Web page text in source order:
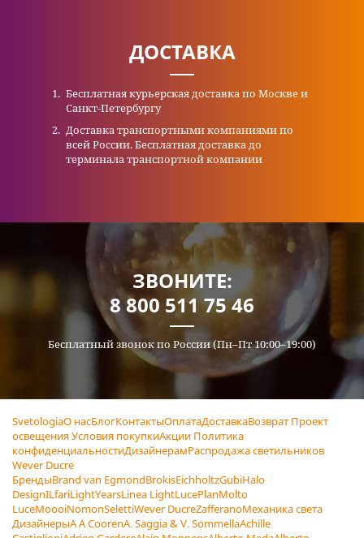
ДОСТАВКА
Бесплатная курьерская доставка по Москве и
Санкт-Петербургу
Доставка транспортными компаниями по
всей России. Бесплатная доставка до
терминала транспортной компании
ЗВОНИТЕ:
8 800 511 75 46
Бесплатный звонок по России (Пн–Пт 10:00–19:00)
SvetologiaО насБлогКонтактыОплатаДоставкаВозврат Проект
освещенияУсловия покупкиАкции Политика
конфиденциальностиДизайнерамРаспродажа светильников
Wever Ducre
БрендыBrand van EgmondBrokisEichholtzGubiHalo
DesignILfariLightYearsLinea LightLucePlanMolto
LuceMoooiNomonSelettiWever DucreZafferanoМеханика света
ДизайнерыA A CoorenA. Saggia & V. SommellaAchille